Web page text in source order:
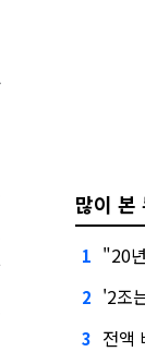
많이 본
1 "20
2 '2조는
3 전액